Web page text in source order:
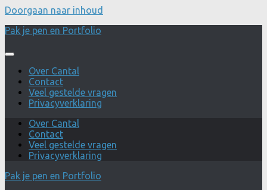
Doorgaan naar inhoud
Pak je pen en Portfolio
Over Cantal
Contact
Veel gestelde vragen
Privacyverklaring
Over Cantal
Contact
Veel gestelde vragen
Privacyverklaring
Pak je pen en Portfolio